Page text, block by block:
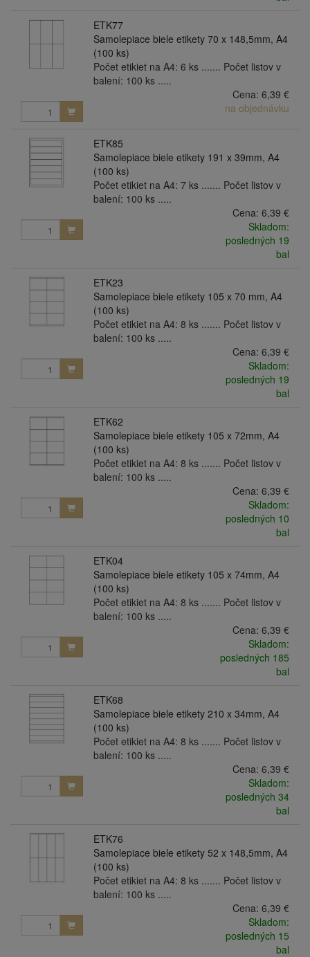
ETK77
Samolepiace biele etikety 70 x 148,5mm, A4
(100 ks)
Počet etikiet na A4: 6 ks ....... Počet listov v
balení: 100 ks .....
Cena: 6,39 €
na objednávku
ETK85
Samolepiace biele etikety 191 x 39mm, A4
(100 ks)
Počet etikiet na A4: 7 ks ....... Počet listov v
balení: 100 ks .....
Cena: 6,39 €
Skladom:
posledných 19
bal
ETK23
Samolepiace biele etikety 105 x 70 mm, A4
(100 ks)
Počet etikiet na A4: 8 ks ....... Počet listov v
balení: 100 ks .....
Cena: 6,39 €
Skladom:
posledných 19
bal
ETK62
Samolepiace biele etikety 105 x 72mm, A4
(100 ks)
Počet etikiet na A4: 8 ks ....... Počet listov v
balení: 100 ks .....
Cena: 6,39 €
Skladom:
posledných 10
bal
ETK04
Samolepiace biele etikety 105 x 74mm, A4
(100 ks)
Počet etikiet na A4: 8 ks ....... Počet listov v
balení: 100 ks .....
Cena: 6,39 €
Skladom:
posledných 185
bal
ETK68
Samolepiace biele etikety 210 x 34mm, A4
(100 ks)
Počet etikiet na A4: 8 ks ....... Počet listov v
balení: 100 ks .....
Cena: 6,39 €
Skladom:
posledných 34
bal
ETK76
Samolepiace biele etikety 52 x 148,5mm, A4
(100 ks)
Počet etikiet na A4: 8 ks ....... Počet listov v
balení: 100 ks .....
Cena: 6,39 €
Skladom:
posledných 15
bal